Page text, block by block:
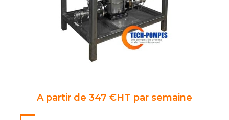
A partir de 347 €HT par semaine